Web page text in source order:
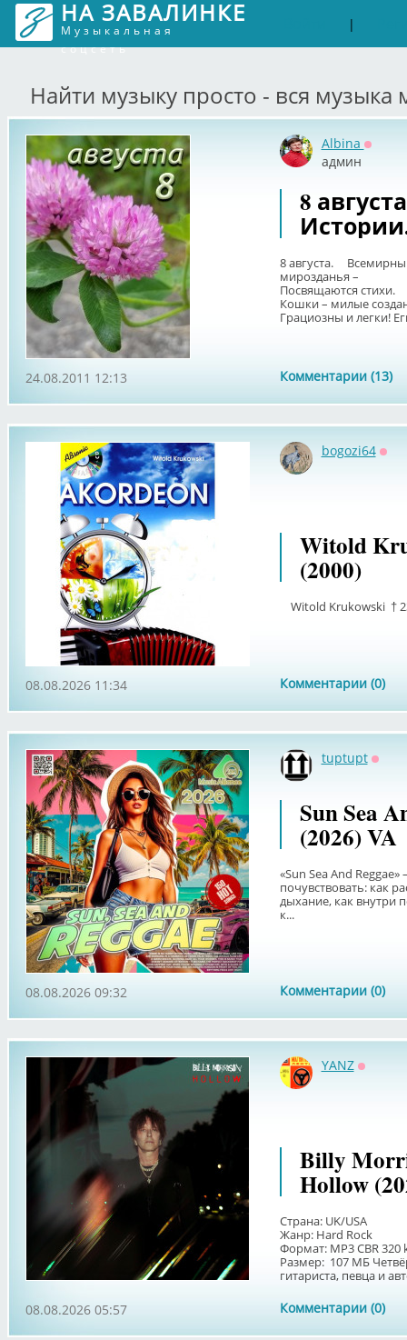
НА ЗАВАЛИНКЕ
Музыкальная
соцсеть
|
Найти музыку просто - вся музыка
Albina
админ
8
8 августа.
мирозданья –
Посвящаются стихи.
Кошки – милые
Грациозны и легки!
Комментарии (13)
24.08.2011 12:13
bogozi64
Witold
(2000)
Witold Krukowski †
Комментарии (0)
08.08.2026 11:34
tuptupt
Sun Sea
(2026) VA
«Sun Sea And
почувствовать: как
дыхание, как внутри
к...
Комментарии (0)
08.08.2026 09:32
YANZ
Billy
Hollow
Страна: UK/USA
Жанр: Hard Rock
Формат: MP3 CBR 320
Размер: 107 МБ
гитариста, певца и
Комментарии (0)
08.08.2026 05:57